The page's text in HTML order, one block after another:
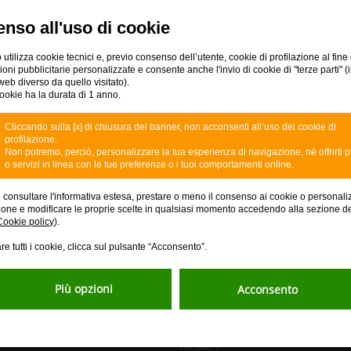
all'uso di cookie
utilizza cookie tecnici e, previo consenso dell’utente, cookie di profilazione al fine
pubblicitarie personalizzate e consente anche l'invio di cookie di "terze parti"
diverso da quello visitato).
ha la durata di 1 anno.
Cliccando sulla [x] di chiusura del banner, non acconsenti all’uso dei cookie di
profilazione.
Non potremo, perciò, personalizzare la tua esperienza di navigazione, né offrirti
o servizi in linea con le tue preferenze o i tuoi comportamenti online.
consultare l'informativa estesa, prestare o meno il consenso ai cookie o
e modificare le proprie scelte in qualsiasi momento accedendo alla sezione
policy).
tutti i cookie, clicca sul pulsante “Acconsento”.
Più opzioni Acconsento
E SERVIZI ASSISTENZA E DOMANDE
DOMANDE FREQUENTI
BLOCCA LA TUA CARTA
DISCONOSCIMENTO
SCOPRI LA FILIALE DIGITALE
Normative
PRIVACY